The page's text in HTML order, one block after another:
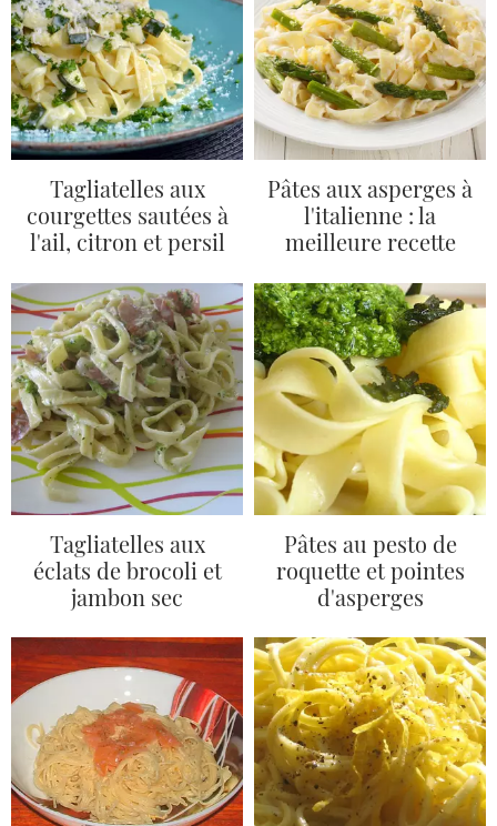
Tagliatelles aux
courgettes sautées à
l'ail, citron et persil
Pâtes aux asperges à
l'italienne : la
meilleure recette
Tagliatelles aux
éclats de brocoli et
jambon sec
Pâtes au pesto de
roquette et pointes
d'asperges